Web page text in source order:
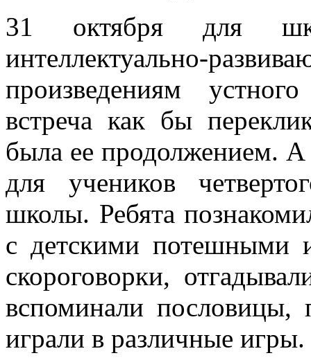
31 октября для
интеллектуально-
произведениям
встреча как бы
была ее продолжением.
для учеников
школы. Ребята
с детскими потешными
скороговорки,
вспоминали
играли в различные игры.